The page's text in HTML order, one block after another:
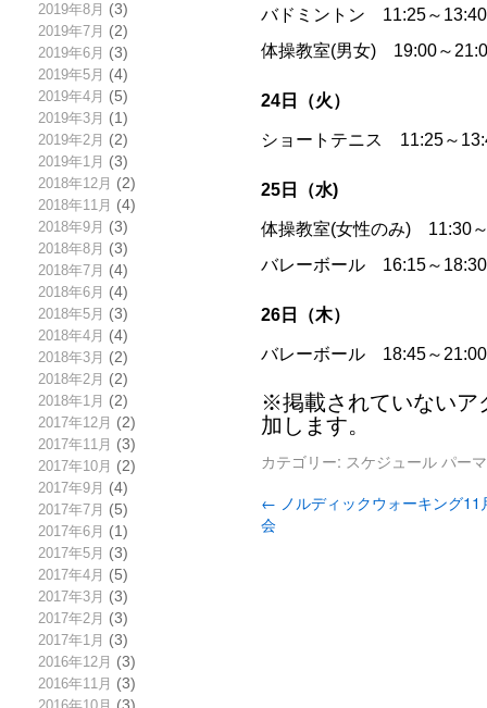
2019年8月 (3)
2019年7月 (2)
2019年6月 (3)
2019年5月 (4)
2019年4月 (5)
2019年3月 (1)
2019年2月 (2)
2019年1月 (3)
2018年12月 (2)
2018年11月 (4)
2018年9月 (3)
2018年8月 (3)
2018年7月 (4)
2018年6月 (4)
2018年5月 (3)
2018年4月 (4)
2018年3月 (2)
2018年2月 (2)
2018年1月 (2)
2017年12月 (2)
2017年11月 (3)
2017年10月 (2)
2017年9月 (4)
2017年7月 (5)
2017年6月 (1)
2017年5月 (3)
2017年4月 (5)
2017年3月 (3)
2017年2月 (3)
2017年1月 (3)
2016年12月 (3)
2016年11月 (3)
バドミントン 11:25～
体操教室(男女) 19:00～
24日（火）
ショートテニス 11:25～
25日（水)
体操教室(女性のみ) 11:30
バレーボール 16:15～
26日（木）
バレーボール 18:45～
※掲載されていないア
加します。
カテゴリー: スケジュール パー
← ノルディックウォーキング11
会